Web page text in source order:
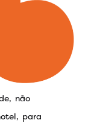
não
para